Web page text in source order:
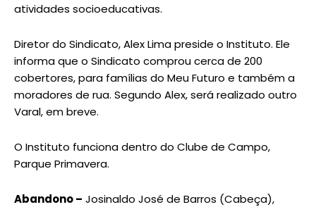
atividades socioeducativas.
Diretor do Sindicato, Alex Lima preside o Instituto. Ele
informa que o Sindicato comprou cerca de 200
cobertores, para famílias do Meu Futuro e também a
moradores de rua. Segundo Alex, será realizado outro
Varal, em breve.
O Instituto funciona dentro do Clube de Campo,
Parque Primavera.
Abandono – Josinaldo José de Barros (Cabeça),